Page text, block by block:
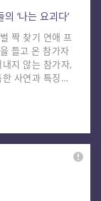
「사직을 윤허
소재에서 출발
일로부터 4개월
문의를 통해
‘나는 요괴다’
짝 찾기 연애 프
들고 온 참가자
지 않는 참가자,
사연과 특징을
. 서로 좋아하는
식으로 먹는다
버린다. 작품은 참
, 이들의 대화와
며 색다른 재미
들이 현대의 연
한다. “저는 오